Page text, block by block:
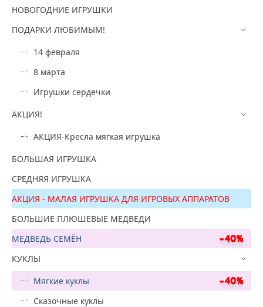
НОВОГОДНИЕ ИГРУШКИ
ПОДАРКИ ЛЮБИМЫМ!
14 февраля
8 марта
Игрушки сердечки
АКЦИЯ!
АКЦИЯ-Кресла мягкая игрушка
БОЛЬШАЯ ИГРУШКА
СРЕДНЯЯ ИГРУШКА
АКЦИЯ - МАЛАЯ ИГРУШКА ДЛЯ ИГРОВЫХ АППАРАТОВ
БОЛЬШИЕ ПЛЮШЕВЫЕ МЕДВЕДИ
МЕДВЕДЬ СЕМЁН
КУКЛЫ
Мягкие куклы
Сказочные куклы